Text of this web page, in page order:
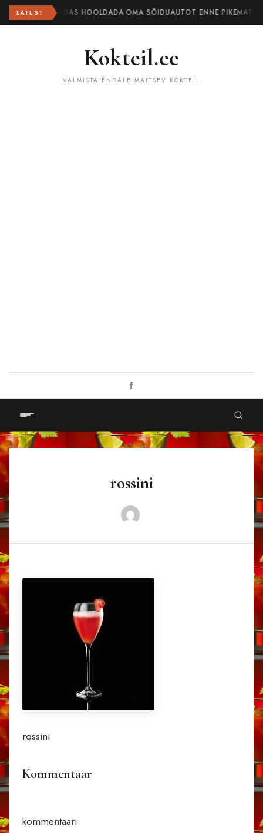
LATEST KUIDAS HOOLDADA OMA SÕIDUAUTOT ENNE PIKEMAT
Kokteil.ee
VALMISTA ENDALE MAITSEV KOKTEIL
rossini
·
rossini
Kommentaar
kommentaari